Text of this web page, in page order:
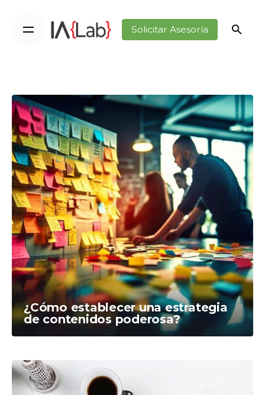
Solicitar Asesoría
¿Cómo establecer una estrategia
de contenidos poderosa?